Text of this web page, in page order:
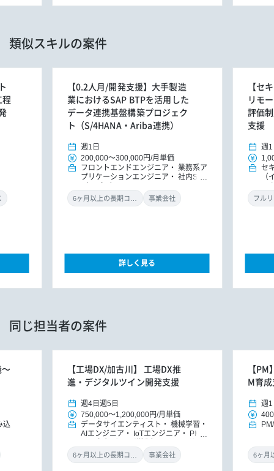
類似スキルの案件
程
【0.2人月/開発支援】大手製造
業におけるSAP BTPを活用した
データ連携基盤構築プロジェク
ト（S/4HANA・Ariba連携）
週1日
200,000～300,000円/月単価
フロントエンドエンジニア
業務系ア
プリケーションエンジニア
社内SE
事業会社
詳しく見る
【セ
リモ
評価
支援
週1
セ
（
ン
フル
同じ担当者の案件
込
【工場DX/加古川】 工場DX推
進・デジタルツイン開発支援
週4日 週5日
750,000～1,200,000円/月単価
データサイエンティスト
機械学習・
AIエンジニア
IoTエンジニア
PM/P
タント（アプリ）
ITコンサルタント
（インフラ）
ITコンサルタント
事業会社
【
M育
週1